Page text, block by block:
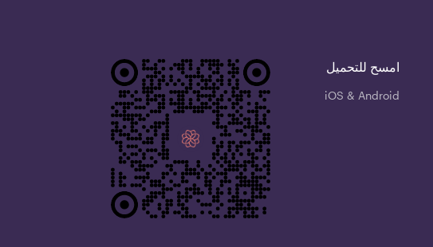
امسح للتحميل
iOS & Android